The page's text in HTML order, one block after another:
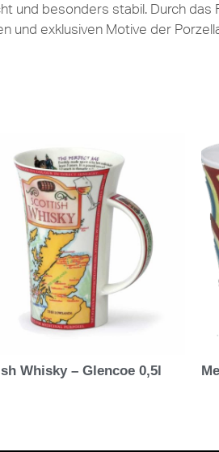
und besonders stabil. Durch das
und exklusiven Motive der
Whisky – Glencoe 0,5l